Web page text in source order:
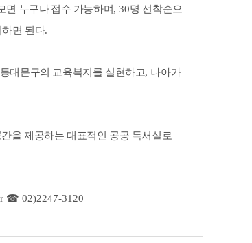
면 누구나 접수 가능하며, 30명 선착순으
하면 된다.
대문구의 교육복지를 실현하고, 나아가
을 제공하는 대표적인 공공 독서실로
☎02)2247-3120